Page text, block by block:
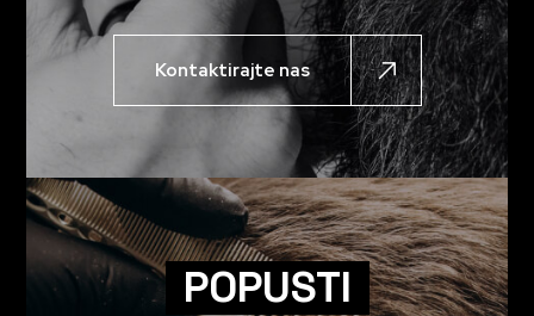
Kontaktirajte nas
POPUSTI